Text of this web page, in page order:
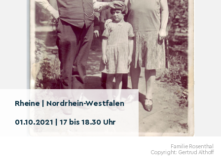
Rheine | Nordrhein-Westfalen
01.10.2021 | 17 bis 18.30 Uhr
Familie Rosenthal
Copyright: Gertrud Althoff